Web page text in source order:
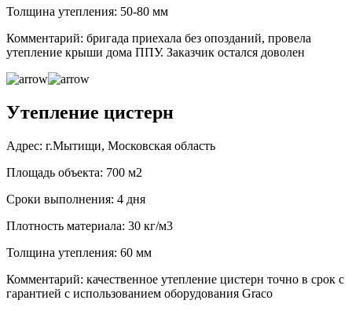
Толщина утепления: 50-80 мм
Комментарий: бригада приехала без опозданий, провела
утепление крыши дома ППУ. Заказчик остался доволен
Утепление цистерн
Адрес: г.Мытищи, Московская область
Площадь объекта: 700 м2
Сроки выполнения: 4 дня
Плотность материала: 30 кг/м3
Толщина утепления: 60 мм
Комментарий: качественное утепление цистерн точно в срок с
гарантией с использованием оборудования Graco